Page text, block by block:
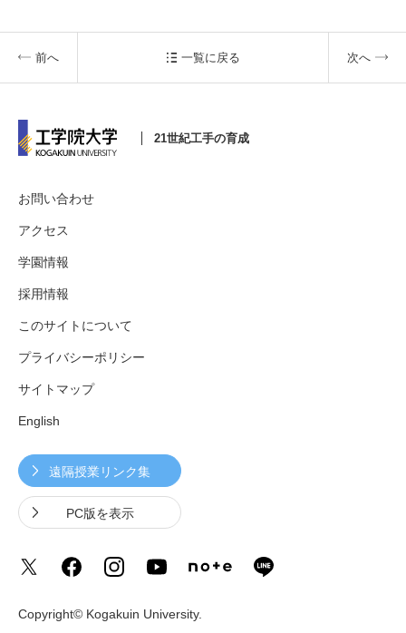
6. 寄付・ご支援
前へ 一覧に戻る 次へ
21世紀工手の育成
お問い合わせ
アクセス
学園情報
採用情報
このサイトについて
プライバシーポリシー
サイトマップ
English
遠隔授業リンク集
PC版を表示
Copyright© Kogakuin University.